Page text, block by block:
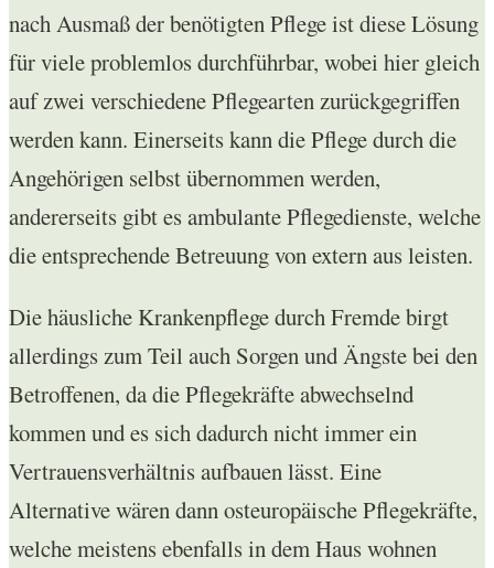
nach Ausmaß der benötigten Pflege ist diese Lösung
für viele problemlos durchführbar, wobei hier gleich
auf zwei verschiedene Pflegearten zurückgegriffen
werden kann. Einerseits kann die Pflege durch die
Angehörigen selbst übernommen werden,
andererseits gibt es ambulante Pflegedienste, welche
die entsprechende Betreuung von extern aus leisten.
Die häusliche Krankenpflege durch Fremde birgt
allerdings zum Teil auch Sorgen und Ängste bei den
Betroffenen, da die Pflegekräfte abwechselnd
kommen und es sich dadurch nicht immer ein
Vertrauensverhältnis aufbauen lässt. Eine
Alternative wären dann osteuropäische Pflegekräfte,
welche meistens ebenfalls in dem Haus wohnen